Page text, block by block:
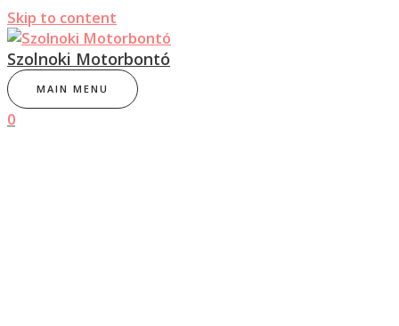
Skip to content
Szolnoki Motorbontó
MAIN MENU
0